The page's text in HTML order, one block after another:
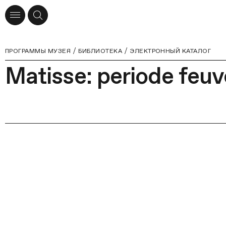
ПРОГРАММЫ МУЗЕЯ БИБЛИОТЕКА ЭЛЕКТРОННЫЙ КАТАЛОГ
Matisse: periode